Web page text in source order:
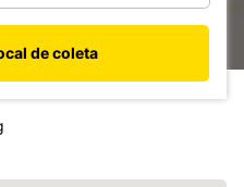
de coleta